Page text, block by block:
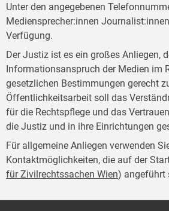
Unter den angegebenen
Mediensprecher:innen
Verfügung.
Der Justiz ist es ein großes Anliegen,
Informationsanspruch der Medien im
gesetzlichen Bestimmungen gerecht
Öffentlichkeitsarbeit soll das
für die Rechtspflege und das
die Justiz und in ihre Einrichtungen
Für allgemeine Anliegen verwenden
Kontaktmöglichkeiten, die auf der
für Zivilrechtssachen Wien) angeführt